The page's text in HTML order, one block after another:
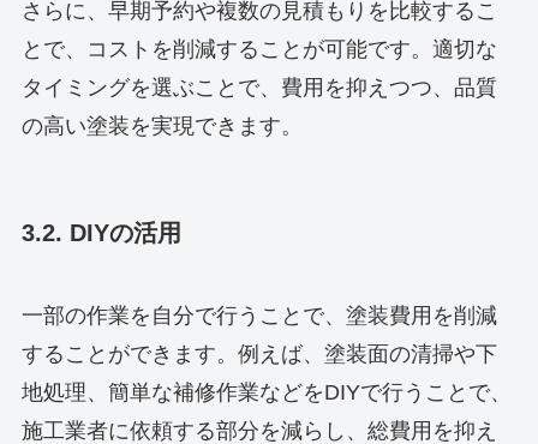
さらに、早期予約や複数の見積もりを比較するこ
とで、コストを削減することが可能です。適切な
タイミングを選ぶことで、費用を抑えつつ、品質
の高い塗装を実現できます。
3.2. DIYの活用
一部の作業を自分で行うことで、塗装費用を削減
することができます。例えば、塗装面の清掃や下
地処理、簡単な補修作業などをDIYで行うことで、
施工業者に依頼する部分を減らし、総費用を抑え